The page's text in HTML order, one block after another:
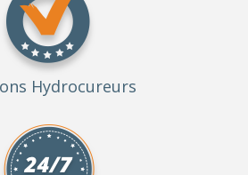
Hydrocureurs